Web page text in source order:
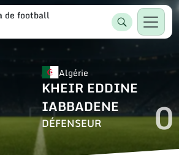
de football
Algérie
KHEIR EDDINE
IABBADENE
DÉFENSEUR 0